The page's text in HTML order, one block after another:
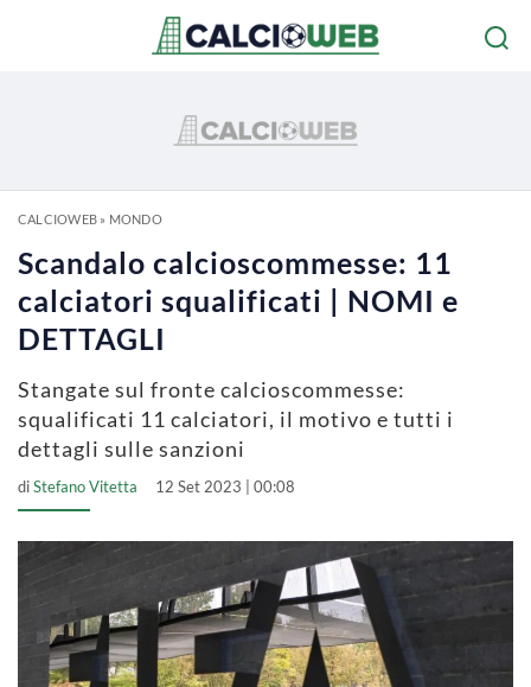
CALCIOWEB» MONDO
Scandalo calcioscommesse: 11
calciatori squalificati | NOMI e
DETTAGLI
Stangate sul fronte calcioscommesse:
squalificati 11 calciatori, il motivo e tutti i
dettagli sulle sanzioni
diStefano Vitetta 12 Set 2023 | 00:08